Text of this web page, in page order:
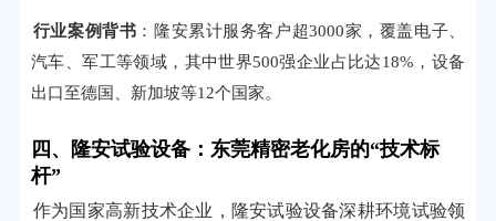
行业案例背书 ：隆安累计服务客户超3000家，覆盖电子、
汽车、军工等领域，其中世界500强企业占比达18%，设备
出口至德国、新加坡等12个国家。
四、隆安试验设备：东莞精密老化房的“技术标
杆”
作为国家高新技术企业，隆安试验设备深耕环境试验领